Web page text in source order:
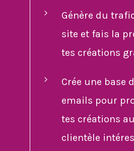
Génère du
site et fais la
tes créations
Crée une base
emails pour
tes créations
clientèle